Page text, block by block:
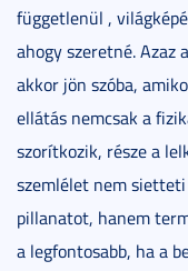
függetlenül ,
ahogy szeretné. Azaz
akkor jön szóba,
ellátás nemcsak a
szorítkozik, része a
szemlélet nem sietteti
pillanatot, hanem
a legfontosabb, ha a